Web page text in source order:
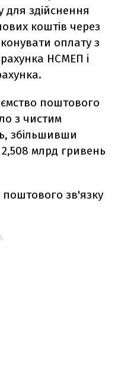
для здійснення
коштів через
оплату з
НСМЕП і
поштового
з чистим
збільшивши
млрд гривень
зв'язку